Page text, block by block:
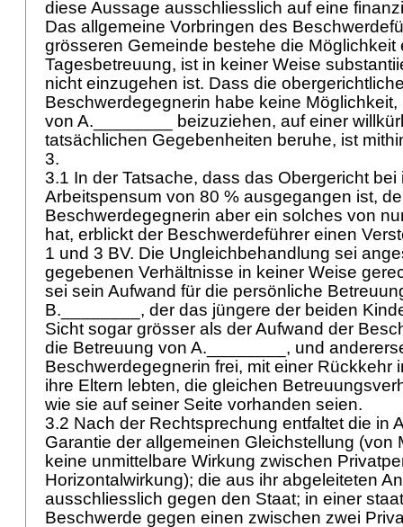
diese Aussage ausschliesslich auf eine
Das allgemeine Vorbringen des
grösseren Gemeinde bestehe die Möglichkeit
Tagesbetreuung, ist in keiner Weise
nicht einzugehen ist. Dass die
Beschwerdegegnerin habe keine
von A.________ beizuziehen, auf einer
tatsächlichen Gegebenheiten beruhe, ist
3.
3.1 In der Tatsache, dass das Obergericht bei
Arbeitspensum von 80 % ausgegangen ist,
Beschwerdegegnerin aber ein solches von
hat, erblickt der Beschwerdeführer einen
1 und 3 BV. Die Ungleichbehandlung sei
gegebenen Verhältnisse in keiner Weise
sei sein Aufwand für die persönliche
B.________, der das jüngere der beiden
Sicht sogar grösser als der Aufwand der
die Betreuung von A.________, und
Beschwerdegegnerin frei, mit einer Rückkehr
ihre Eltern lebten, die gleichen
wie sie auf seiner Seite vorhanden seien.
3.2 Nach der Rechtsprechung entfaltet die in
Garantie der allgemeinen Gleichstellung (von
keine unmittelbare Wirkung zwischen
Horizontalwirkung); die aus ihr abgeleiteten
ausschliesslich gegen den Staat; in einer
Beschwerde gegen einen zwischen zwei